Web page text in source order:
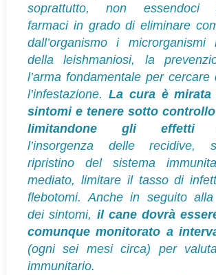
soprattutto, non essendoci
farmaci in grado di eliminare
dall’organismo i microrganismi
della leishmaniosi, la
l’arma fondamentale per cercare
l’infestazione. La cura è
sintomi e tenere sotto
limitandone gli effetti
l’insorgenza delle recidive,
ripristino del sistema
mediato, limitare il tasso di
flebotomi. Anche in seguito
dei sintomi, il cane dovrà
comunque monitorato a
(ogni sei mesi circa) per
immunitario.